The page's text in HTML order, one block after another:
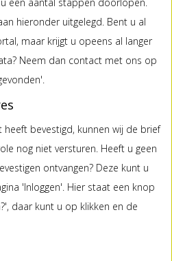
hieronder uitgelegd. Bent u al
maar krijgt u opeens al langer
Neem dan contact met ons op
heeft bevestigd, kunnen wij de brief
nog niet versturen. Heeft u geen
ontvangen? Deze kunt u
'Inloggen'. Hier staat een knop
daar kunt u op klikken en de